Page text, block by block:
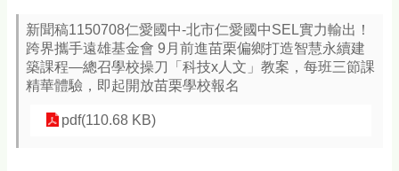
新聞稿1150708仁愛國中-北市仁愛國中SEL實力輸出！
跨界攜手遠雄基金會 9月前進苗栗偏鄉打造智慧永續建
築課程—總召學校操刀「科技x人文」教案，每班三節課
精華體驗，即起開放苗栗學校報名
pdf(110.68 KB)